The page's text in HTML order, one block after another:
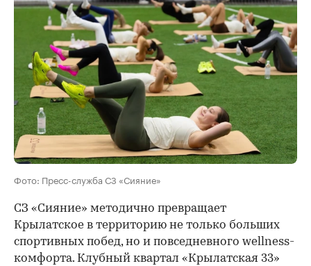
Фото: Пресс-служба СЗ «Сияние»
СЗ «Сияние» методично превращает
Крылатское в территорию не только больших
спортивных побед, но и повседневного wellness-
комфорта. Клубный квартал «Крылатская 33»